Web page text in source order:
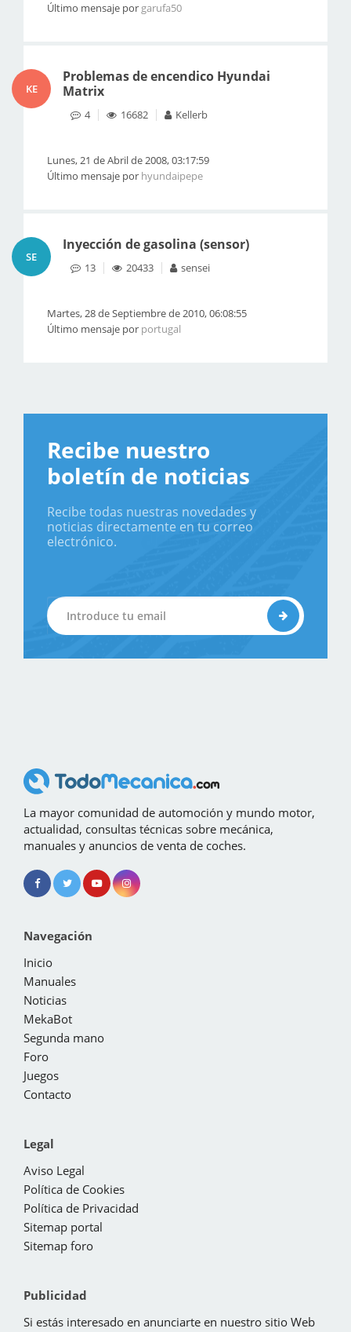
Último mensaje por garufa50
KE
Problemas de encendico Hyundai
Matrix
4 16682 Kellerb
Lunes, 21 de Abril de 2008, 03:17:59
Último mensaje por hyundaipepe
SE
Inyección de gasolina (sensor)
13 20433 sensei
Martes, 28 de Septiembre de 2010, 06:08:55
Último mensaje por portugal
Recibe nuestro
boletín de noticias
Recibe todas nuestras novedades y
noticias directamente en tu correo
electrónico.
La mayor comunidad de automoción y mundo motor,
actualidad, consultas técnicas sobre mecánica,
manuales y anuncios de venta de coches.
Navegación
Inicio
Manuales
Noticias
MekaBot
Segunda mano
Foro
Juegos
Contacto
Legal
Aviso Legal
Política de Cookies
Política de Privacidad
Sitemap portal
Sitemap foro
Publicidad
Si estás interesado en anunciarte en nuestro sitio Web